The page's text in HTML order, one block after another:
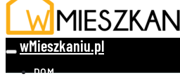
wMieszkaniu.pl
DOM